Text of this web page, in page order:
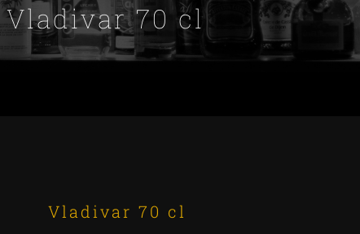
Vladivar 70 cl
Vladivar 70 cl